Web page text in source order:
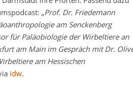
„Prof. Dr. Friedemann
am Senckenberg
für Paläobiologie der Wirbeltiere an
am Main im Gespräch mit Dr.
am Hessischen
idw.